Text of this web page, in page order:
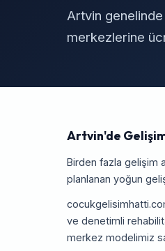
Artvin
merkezlerine
Artvin'de
Birden fazla gelişim
planlanan yoğun
ve denetimli
merkez modelimiz